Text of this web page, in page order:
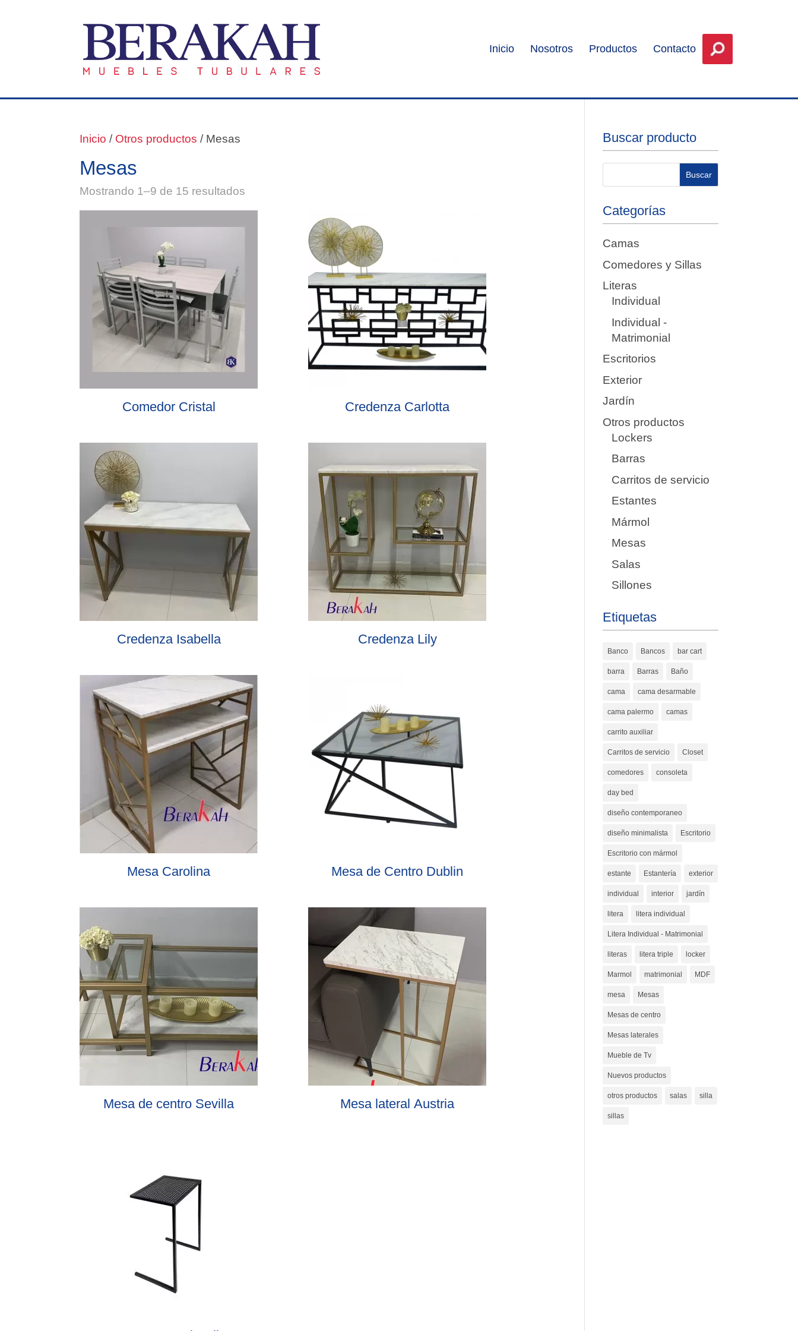
Inicio Nosotros Productos Contacto
Inicio / Otros productos / Mesas
Mesas
Mostrando 1–9 de 15 resultados
Comedor Cristal Credenza Carlotta
Credenza Isabella Credenza Lily
Mesa Carolina Mesa de Centro Dublin
Mesa de centro Sevilla Mesa lateral Austria
Buscar producto
Categorías
Camas
Comedores y Sillas
Literas
Individual
Individual -
Matrimonial
Escritorios
Exterior
Jardín
Otros productos
Lockers
Barras
Carritos de servicio
Estantes
Mármol
Mesas
Salas
Sillones
Etiquetas
Banco Bancos bar cart
barra Barras Baño
cama cama desarmable
cama palermo camas
carrito auxiliar
Carritos de servicio Closet
comedores consoleta
day bed
diseño contemporaneo
diseño minimalista Escritorio
Escritorio con mármol
estante Estantería exterior
individual interior jardín
litera litera individual
Litera Individual - Matrimonial
literas litera triple locker
Marmol matrimonial MDF
mesa Mesas
Mesas de centro
Mesas laterales
Mueble de Tv
Nuevos productos
otros productos salas silla
sillas